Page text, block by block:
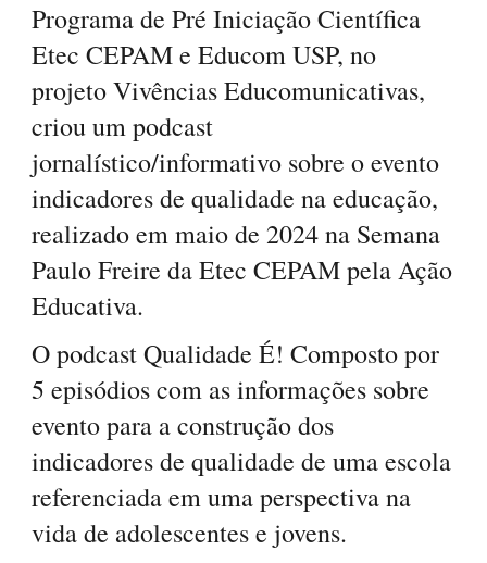
Programa de Pré Iniciação Científica
Etec CEPAM e Educom USP, no
projeto Vivências Educomunicativas,
criou um podcast
jornalístico/informativo sobre o evento
indicadores de qualidade na educação,
realizado em maio de 2024 na Semana
Paulo Freire da Etec CEPAM pela Ação
Educativa.
O podcast Qualidade É! Composto por
5 episódios com as informações sobre
evento para a construção dos
indicadores de qualidade de uma escola
referenciada em uma perspectiva na
vida de adolescentes e jovens.